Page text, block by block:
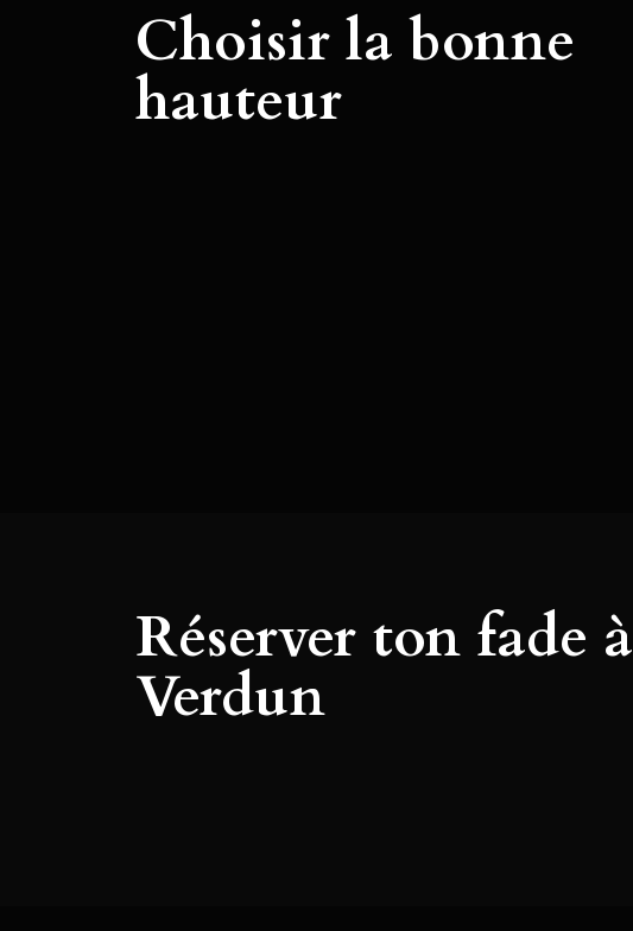
Choisir la bonne
hauteur
Réserver ton fade à
Verdun